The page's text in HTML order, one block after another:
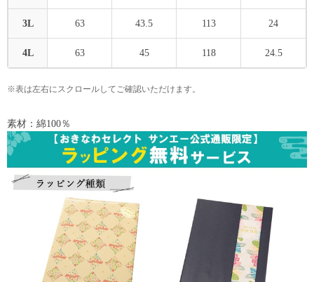
3L 63 43.5 113 24
4L 63 45 118 24.5
※表は左右にスクロールしてご確認いただけます。
素材：綿100％